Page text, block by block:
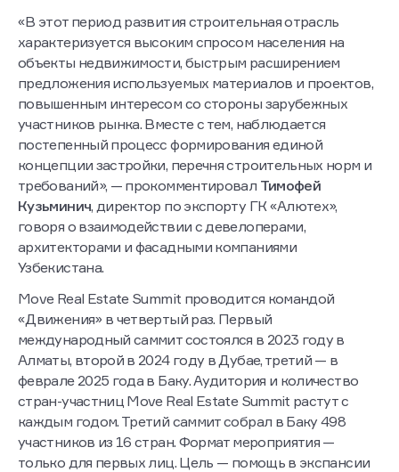
«В этот период развития строительная отрасль
характеризуется высоким спросом населения на
объекты недвижимости, быстрым расширением
предложения используемых материалов и проектов,
повышенным интересом со стороны зарубежных
участников рынка. Вместе с тем, наблюдается
постепенный процесс формирования единой
концепции застройки, перечня строительных норм и
требований», — прокомментировал Тимофей
Кузьминич, директор по экспорту ГК «Алютех»,
говоря о взаимодействии с девелоперами,
архитекторами и фасадными компаниями
Узбекистана.
Move Real Estate Summit проводится командой
«Движения» в четвертый раз. Первый
международный саммит состоялся в 2023 году в
Алматы, второй в 2024 году в Дубае, третий — в
феврале 2025 года в Баку. Аудитория и количество
стран-участниц Move Real Estate Summit растут с
каждым годом. Третий саммит собрал в Баку 498
участников из 16 стран. Формат мероприятия —
только для первых лиц. Цель — помощь в экспансии